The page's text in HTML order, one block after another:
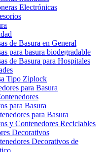
Electrónicas
de Basura en General
para basura biodegradable
de Basura para Hospitales
Tipo Ziplock
para Basura
para Basura
para Basura
y Contenedores Reciclables
Decorativos
Decorativos de